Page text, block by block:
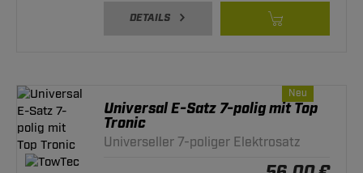
DETAILS
Neu
Universal E-Satz 7-polig mit Top
Tronic
Universeller 7-poliger Elektrosatz